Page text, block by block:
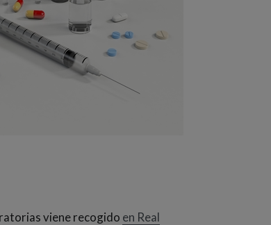
viene recogido en Real